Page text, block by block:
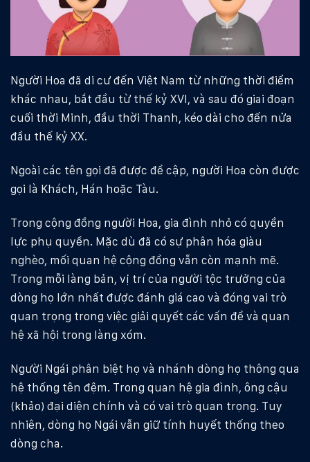
Người Hoa đã di cư đến Việt Nam từ những thời điểm
khác nhau, bắt đầu từ thế kỷ XVI, và sau đó giai đoạn
cuối thời Minh, đầu thời Thanh, kéo dài cho đến nửa
đầu thế kỷ XX.
Ngoài các tên gọi đã được đề cập, người Hoa còn được
gọi là Khách, Hán hoặc Tàu.
Trong cộng đồng người Hoa, gia đình nhỏ có quyền
lực phụ quyền. Mặc dù đã có sự phân hóa giàu
nghèo, mối quan hệ cộng đồng vẫn còn mạnh mẽ.
Trong mỗi làng bản, vị trí của người tộc trưởng của
dòng họ lớn nhất được đánh giá cao và đóng vai trò
quan trọng trong việc giải quyết các vấn đề và quan
hệ xã hội trong làng xóm.
Người Ngái phân biệt họ và nhánh dòng họ thông qua
hệ thống tên đệm. Trong quan hệ gia đình, ông cậu
(khảo) đại diện chính và có vai trò quan trọng. Tuy
nhiên, dòng họ Ngái vẫn giữ tính huyết thống theo
dòng cha.